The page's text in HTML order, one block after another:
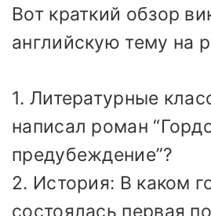
Вот краткий обзор
английскую тему на
1. Литературные
написал роман
предубеждение”?
2. История: В каком
состоялась первая